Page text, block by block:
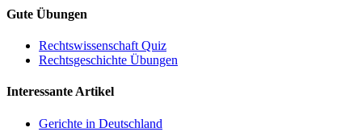
Gute Übungen
Rechtswissenschaft Quiz
Rechtsgeschichte Übungen
Interessante Artikel
Gerichte in Deutschland